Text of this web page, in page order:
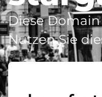
Diese
Nutzen Sie